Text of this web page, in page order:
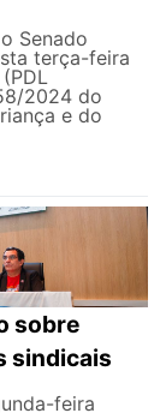
Senado
terça-feira
2024 do
e do
sobre
sindicais
feira